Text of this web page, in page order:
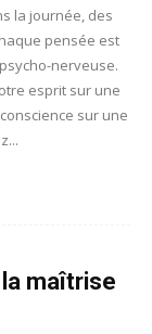
la journée, des
pensée est
nerveuse.
esprit sur une
sur une
maîtrise